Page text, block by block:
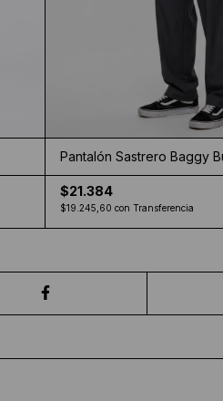
Pantalón Sastrero Baggy
$21.384
$19.245,60 con Transferencia